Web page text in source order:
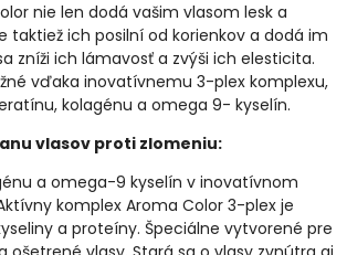
nie len dodá vašim vlasom lesk a
taktiež ich posilní od korienkov a dodá im
zníži ich lámavosť a zvýši ich elesticita.
vďaka inovatívnemu 3-plex komplexu,
kolagénu a omega 9- kyselín.
vlasov proti zlomeniu:
a omega-9 kyselín v inovatívnom
komplex Aroma Color 3-plex je
a proteíny. Špeciálne vytvorené pre